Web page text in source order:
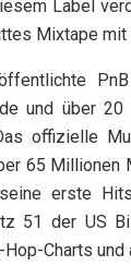
Label
Mixtape mit
und über
offizielle
65 Millionen
erste
51 der US
Charts